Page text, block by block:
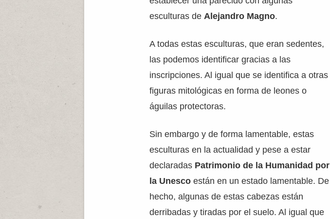
esculturas deAlejandro Magno.
A todas estas esculturas, que eran sedentes,
las podemos identificar gracias a las
inscripciones. Al igual que se identifica a otras
figuras mitológicas en forma de leones o
águilas protectoras.
Sin embargo y de forma lamentable, estas
esculturas en la actualidad y pese a estar
declaradas Patrimonio de la Humanidad por
la Unesco están en un estado lamentable. De
hecho, algunas de estas cabezas están
derribadas y tiradas por el suelo. Al igual que